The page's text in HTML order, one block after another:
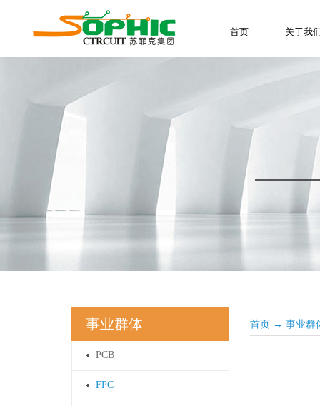
首页 关于我
事业群体
PCB
FPC
首页 → 事业群